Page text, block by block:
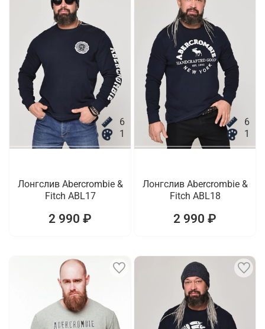
6
1
Лонгслив Abercrombie &
Fitch ABL17
2 990 ₽
6
1
Лонгслив Abercrombie &
Fitch ABL18
2 990 ₽